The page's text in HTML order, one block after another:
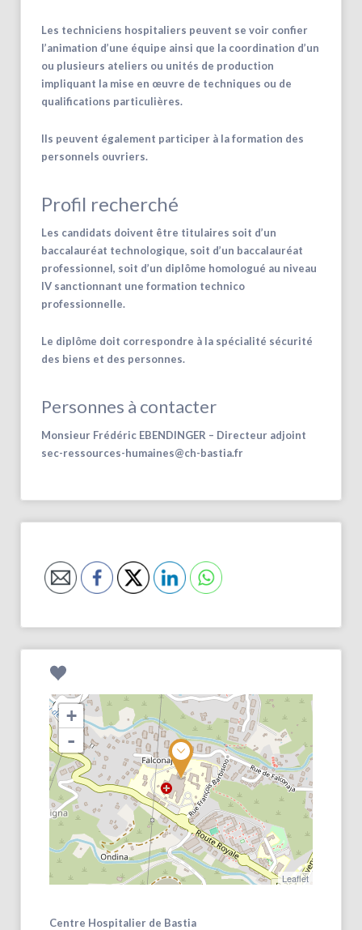
Les techniciens hospitaliers peuvent se voir confier
l’animation d’une équipe ainsi que la coordination d’un
ou plusieurs ateliers ou unités de production
impliquant la mise en œuvre de techniques ou de
qualifications particulières.
Ils peuvent également participer à la formation des
personnels ouvriers.
Profil recherché
Les candidats doivent être titulaires soit d’un
baccalauréat technologique, soit d’un baccalauréat
professionnel, soit d’un diplôme homologué au niveau
IV sanctionnant une formation technico
professionnelle.
Le diplôme doit correspondre à la spécialité sécurité
des biens et des personnes.
Personnes à contacter
Monsieur Frédéric EBENDINGER – Directeur adjoint
sec-ressources-humaines@ch-bastia.fr
+
-
Leaflet
Centre Hospitalier de Bastia